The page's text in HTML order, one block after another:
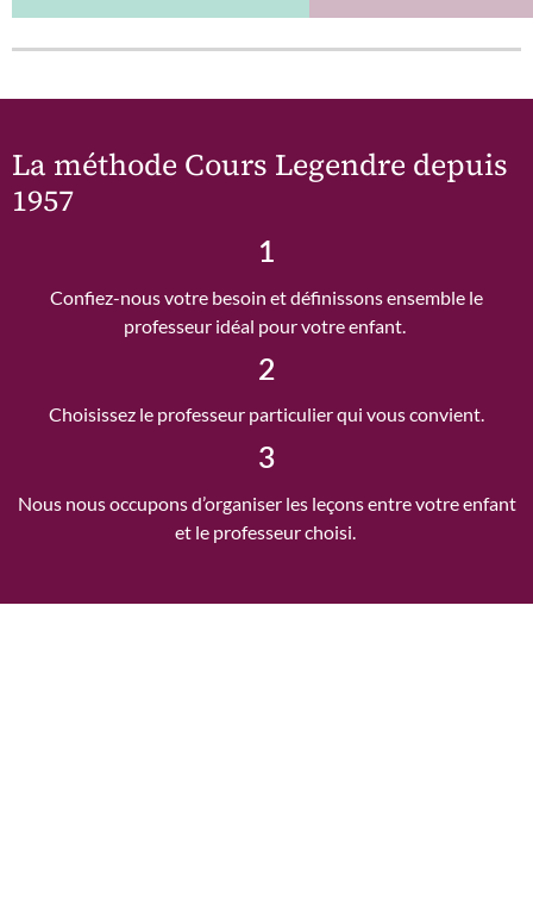
La méthode Cours Legendre depuis
1957
1
Confiez-nous votre besoin et définissons ensemble le
professeur idéal pour votre enfant.
2
Choisissez le professeur particulier qui vous convient.
3
Nous nous occupons d’organiser les leçons entre votre enfant
et le professeur choisi.